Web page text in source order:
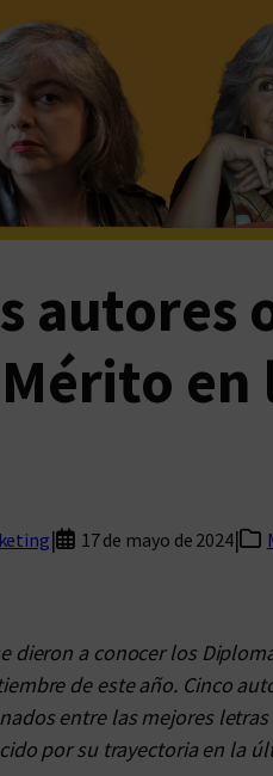
autores
en
| 17 de mayo de 2024|
dieron a conocer los
de este año. Cinco
entre las mejores
por su trayectoria en la